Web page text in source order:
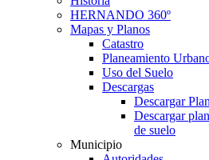
HERNANDO 360º
Mapas y Planos
Catastro
Planeamiento
Uso del Suelo
Descargas
Descargar
Descargar
de suelo
Municipio